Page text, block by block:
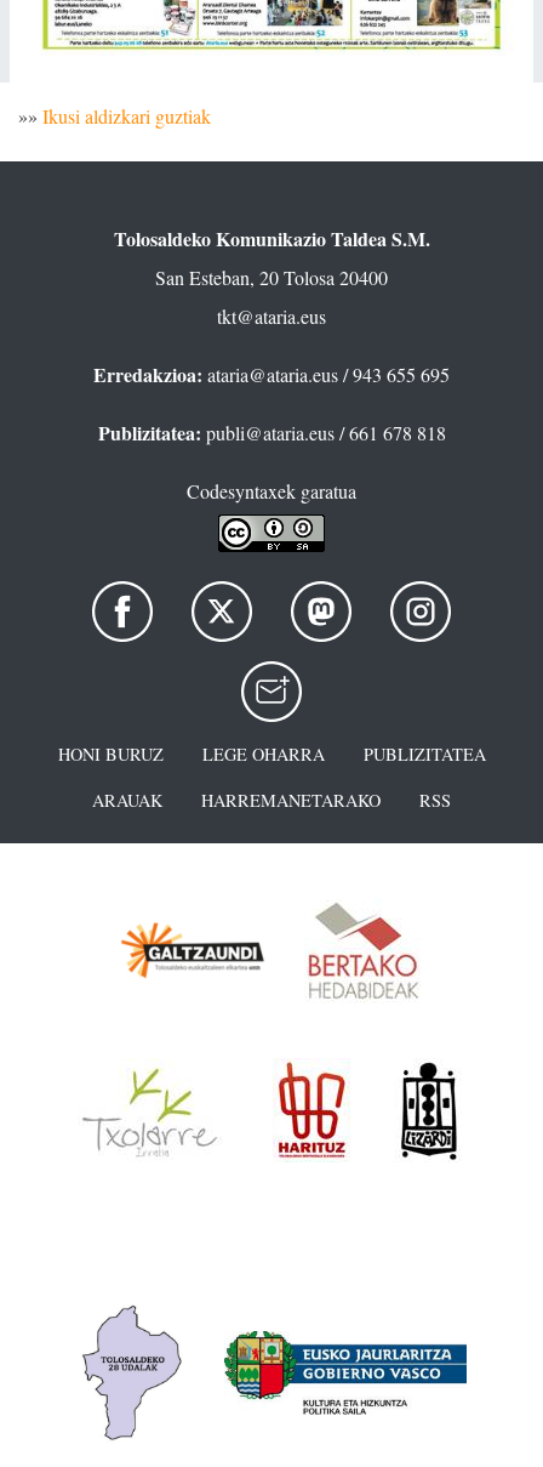
»» Ikusi aldizkari guztiak
Tolosaldeko Komunikazio Taldea S.M.
San Esteban, 20 Tolosa 20400
tkt@ataria.eus
Erredakzioa: ataria@ataria.eus/ 943 655 695
Publizitatea: publi@ataria.eus/ 661 678 818
Codesyntaxek garatua
HONI BURUZ LEGE OHARRA
PUBLIZITATEA
ARAUAK
HARREMANETARAKO RSS